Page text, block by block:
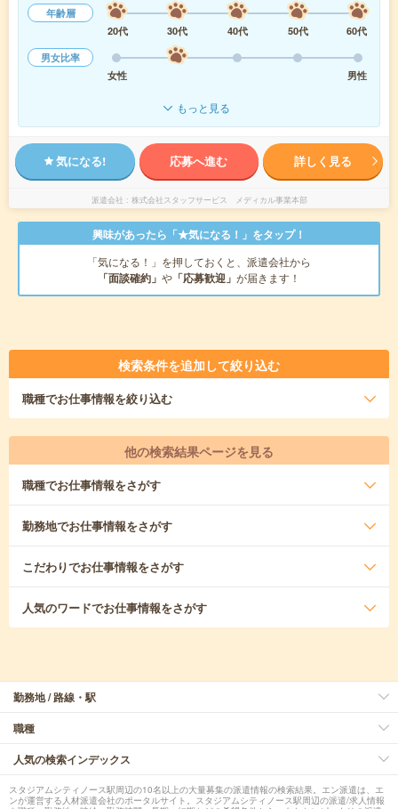
年齢層
20代
30代 40代 50代
60代
男女比率
女性
男性
もっと見る
気になる! 応募へ進む 詳しく見る
派遣会社 株式会社スタッフサービス メディカル事業本部
興味があったら「★気になる！」をタップ！
「気になる！」を押しておくと、派遣会社から
「面談確約」 や 「応募歓迎」 が届きます！
検索条件を追加して絞り込む
職種でお仕事情報を絞り込む
他の検索結果ページを見る
職種でお仕事情報をさがす
勤務地でお仕事情報をさがす
こだわりでお仕事情報をさがす
人気のワードでお仕事情報をさがす
勤務地 / 路線・駅
職種
人気の検索インデックス
スタジアムシティノース駅周辺の10名以上の大量募集の派遣情報の検索結果。エン派遣は、エ
ンが運営する人材派遣会社のポータルサイト。スタジアムシティノース駅周辺の派遣/求人情報